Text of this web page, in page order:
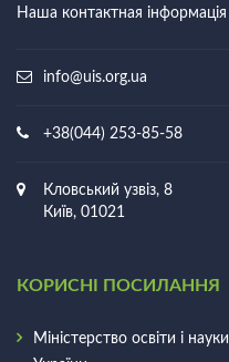
Наша контактная інформація
info@uis.org.ua
+38(044) 253-85-58
Кловський узвіз, 8
Київ, 01021
КОРИСНІ ПОСИЛАННЯ
Міністерство освіти і науки